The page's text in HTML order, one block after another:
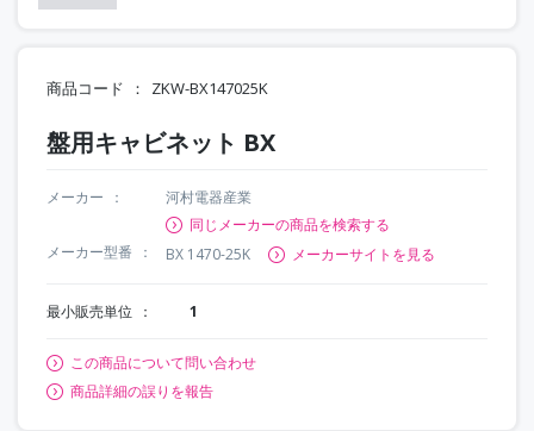
商品コード ZKW-BX147025K
盤用キャビネット BX
メーカー
河村電器産業
同じメーカーの商品を検索する
メーカー型番
BX 1470-25K メーカーサイトを見る
最小販売単位 1
この商品について問い合わせ
商品詳細の誤りを報告